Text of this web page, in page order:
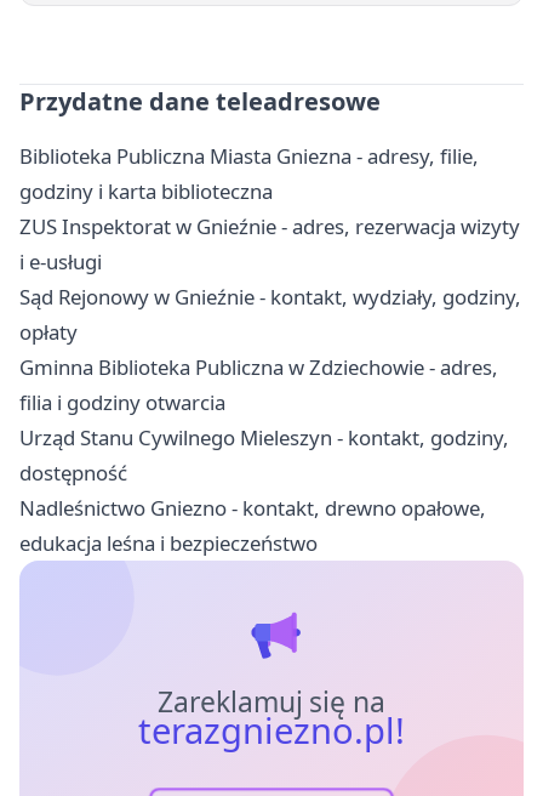
Przydatne dane teleadresowe
Biblioteka Publiczna Miasta Gniezna - adresy, filie,
godziny i karta biblioteczna
ZUS Inspektorat w Gnieźnie - adres, rezerwacja wizyty
i e-usługi
Sąd Rejonowy w Gnieźnie - kontakt, wydziały, godziny,
opłaty
Gminna Biblioteka Publiczna w Zdziechowie - adres,
filia i godziny otwarcia
Urząd Stanu Cywilnego Mieleszyn - kontakt, godziny,
dostępność
Nadleśnictwo Gniezno - kontakt, drewno opałowe,
edukacja leśna i bezpieczeństwo
Zareklamuj się na
terazgniezno.pl!